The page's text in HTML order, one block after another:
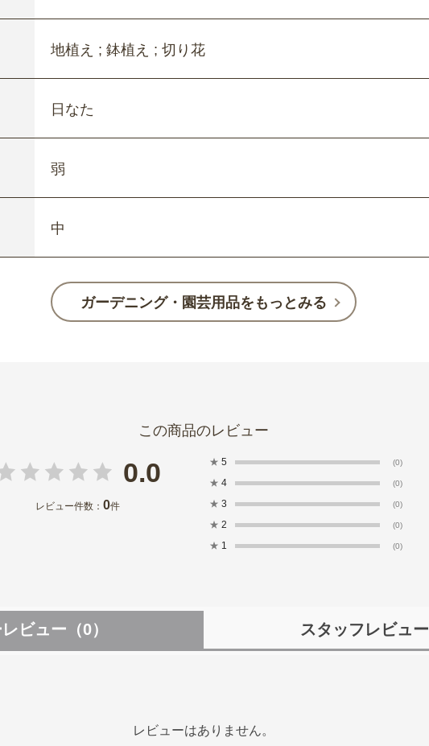
地植え ; 鉢植え ; 切り花
日なた
弱
中
ガーデニング・園芸用品をもっとみる
0.0
レビュー件数： 0件
★ 5 (0)
★ 4 (0)
★ 3 (0)
★ 2 (0)
★ 1 (0)
ビュー （0） スタッフレビュー
レビューはありません。